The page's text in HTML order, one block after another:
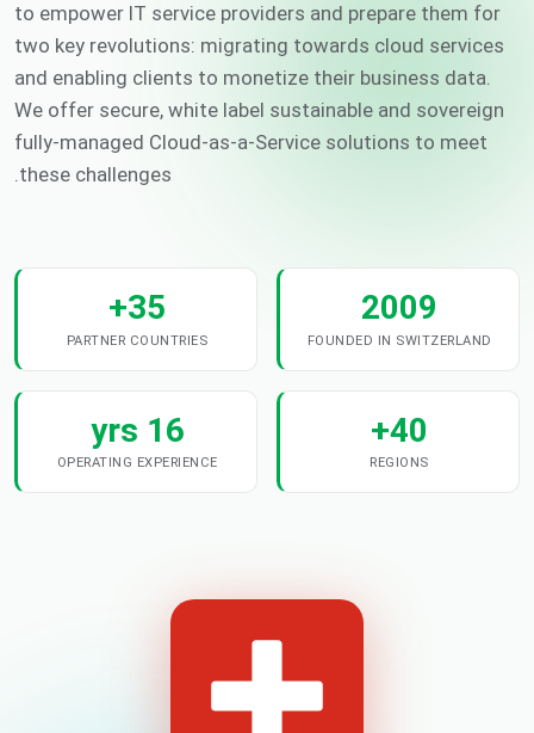
to empower IT service providers and prepare them for
two key revolutions: migrating towards cloud services
and enabling clients to monetize their business data.
We offer secure, white label sustainable and sovereign
fully-managed Cloud-as-a-Service solutions to meet
these challenges.
2009
FOUNDED IN SWITZERLAND
35+
PARTNER COUNTRIES
40+
REGIONS
16 yrs
OPERATING EXPERIENCE